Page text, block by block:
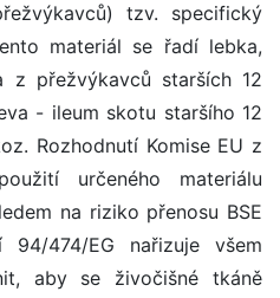
tzv. specifický
materiál se řadí lebka,
z přežvýkavců starších 12
- ileum skotu staršího 12
Rozhodnutí Komise EU z
určeného materiálu
na riziko přenosu BSE
474/EG nařizuje všem
aby se živočišné tkáně